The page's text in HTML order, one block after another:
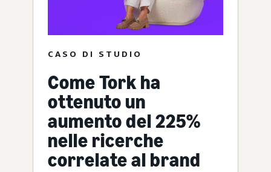
CASO DI STUDIO
Come Tork ha
ottenuto un
aumento del 225%
nelle ricerche
correlate al brand